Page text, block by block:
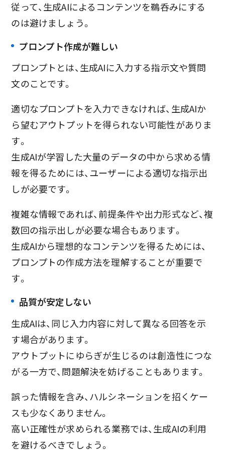
従って、生成AIによるコンテンツを鵜呑みにする
のは避けましょう。
プロンプト作成が難しい
プロンプトとは、生成AIに入力する指示文や質問
文のことです。
適切なプロンプトを入力できなければ、生成AIか
ら望むアウトプットを得られない可能性がありま
す。
生成AIが学習した大量のデータの中から求める情
報を得るためには、ユーザーによる適切な指示出
しが必要です。
複雑な情報であれば、前提条件や出力形式など、複
数回の指示出しが必要な場合もあります。
生成AIから理想的なコンテンツを得るためには、
プロンプトの作成方法を理解することが重要で
す。
品質が安定しない
生成AIは、同じ入力内容に対して異なる回答を示
す場合があります。
アウトプットにゆらぎが生じるのは創造性につな
がる一方で、問題解決を妨げることもあります。
誤った情報を含み、ハルシネーションを招くケー
スも少なくありません。
高い正確性が求められる業務では、生成AIの利用
を避けるべきでしょう。